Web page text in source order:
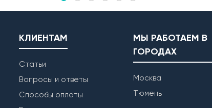
КЛИЕНТАМ
Статьи
Вопросы и ответы
Способы оплаты
МЫ РАБОТАЕМ В
ГОРОДАХ
Москва
Тюмень